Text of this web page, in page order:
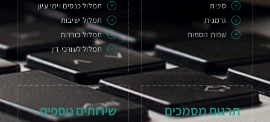
סינית
גרמנית
שפות נוספות
תמלול כנסים וימי עיון
תמלול ישיבות
תמלול בוררות
תמלול לעורכי דין
תרגום מסמכים שירותים נוספים